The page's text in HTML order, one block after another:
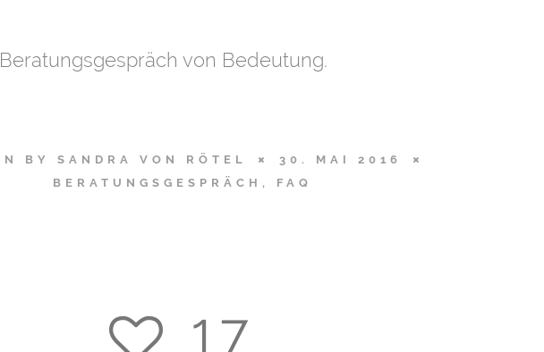
von Bedeutung.
BY SANDRA VON RÖTEL
30. MAI 2016
BERATUNGSGESPRÄCH , FAQ
17